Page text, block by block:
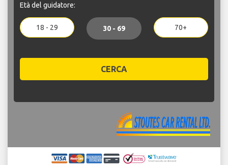
Età del guidatore:
18 - 29 30 - 69 70+
CERCA